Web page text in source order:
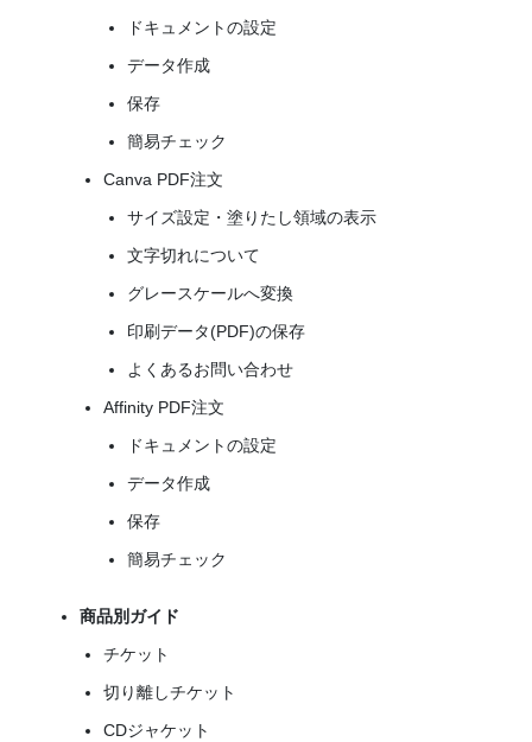
ドキュメントの設定
データ作成
保存
簡易チェック
Canva PDF注文
サイズ設定・塗りたし領域の表示
文字切れについて
グレースケールへ変換
印刷データ(PDF)の保存
よくあるお問い合わせ
Affinity PDF注文
ドキュメントの設定
データ作成
保存
簡易チェック
商品別ガイド
チケット
切り離しチケット
CDジャケット